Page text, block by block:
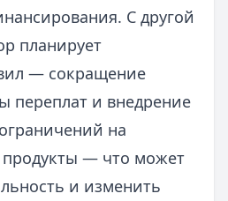
С другой
планирует
— сокращение
переплат и внедрение
на
продукты — что может
и изменить